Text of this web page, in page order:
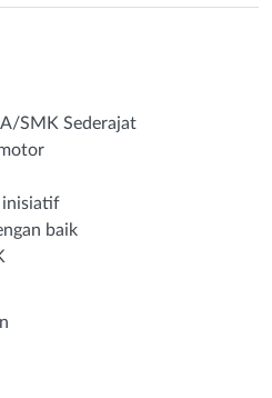
SMK Sederajat
inisiatif
baik